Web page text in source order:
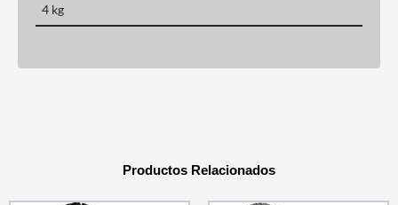
4 kg
Productos Relacionados